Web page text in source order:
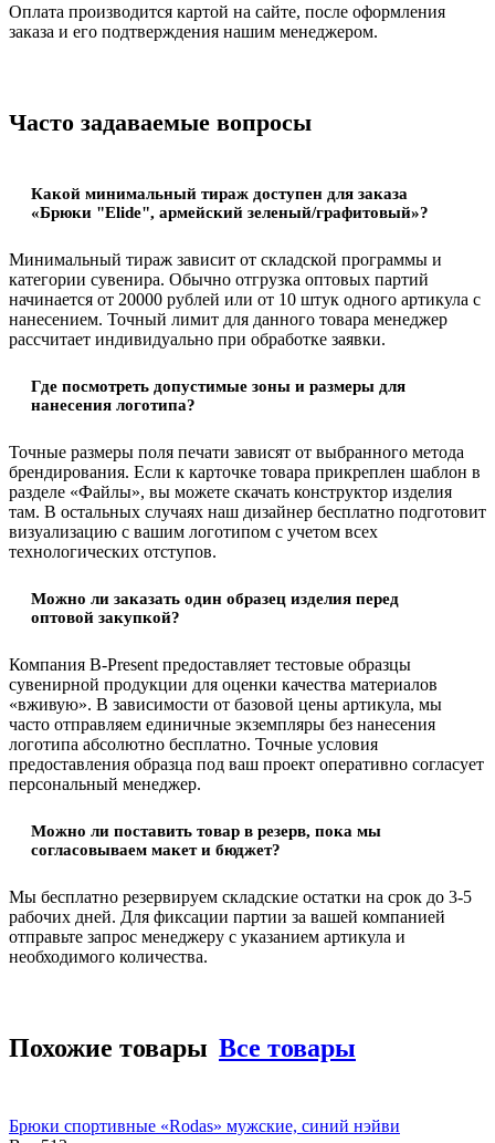
Оплата производится картой на сайте, после оформления
заказа и его подтверждения нашим менеджером.
Часто задаваемые вопросы
Какой минимальный тираж доступен для заказа
«Брюки "Elide", армейский зеленый/графитовый»?
Минимальный тираж зависит от складской программы и
категории сувенира. Обычно отгрузка оптовых партий
начинается от 20000 рублей или от 10 штук одного артикула с
нанесением. Точный лимит для данного товара менеджер
рассчитает индивидуально при обработке заявки.
Где посмотреть допустимые зоны и размеры для
нанесения логотипа?
Точные размеры поля печати зависят от выбранного метода
брендирования. Если к карточке товара прикреплен шаблон в
разделе «Файлы», вы можете скачать конструктор изделия
там. В остальных случаях наш дизайнер бесплатно подготовит
визуализацию с вашим логотипом с учетом всех
технологических отступов.
Можно ли заказать один образец изделия перед
оптовой закупкой?
Компания B-Present предоставляет тестовые образцы
сувенирной продукции для оценки качества материалов
«вживую». В зависимости от базовой цены артикула, мы
часто отправляем единичные экземпляры без нанесения
логотипа абсолютно бесплатно. Точные условия
предоставления образца под ваш проект оперативно согласует
персональный менеджер.
Можно ли поставить товар в резерв, пока мы
согласовываем макет и бюджет?
Мы бесплатно резервируем складские остатки на срок до 3-5
рабочих дней. Для фиксации партии за вашей компанией
отправьте запрос менеджеру с указанием артикула и
необходимого количества.
Похожие товары Все товары
Брюки спортивные «Rodas» мужские, синий нэйви